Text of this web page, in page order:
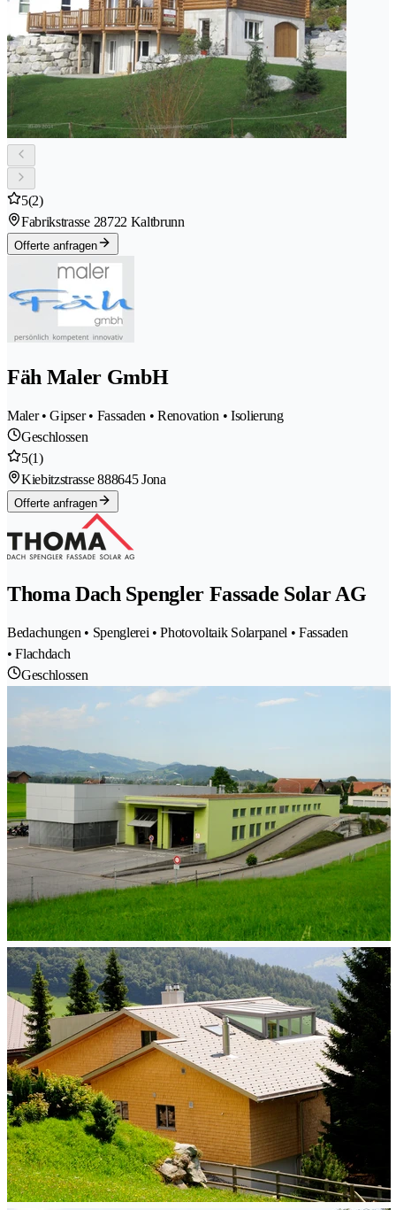
5(2)
Fabrikstrasse 28722 Kaltbrunn
Offerte anfragen
Fäh Maler GmbH
Maler • Gipser • Fassaden • Renovation • Isolierung
Geschlossen
5(1)
Kiebitzstrasse 888645 Jona
Offerte anfragen
Thoma Dach Spengler Fassade Solar AG
Bedachungen • Spenglerei • Photovoltaik Solarpanel • Fassaden
• Flachdach
Geschlossen